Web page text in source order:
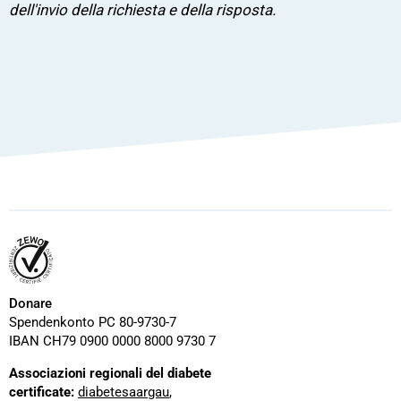
dell'invio della richiesta e della risposta.
Donare
Spendenkonto PC 80-9730-7
IBAN CH79 0900 0000 8000 9730 7
Associazioni regionali del diabete
certificate: diabetesaargau,